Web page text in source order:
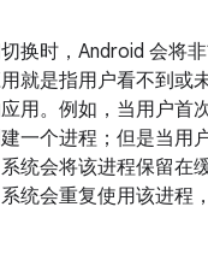
换时，Android 会将
就是指用户看不到或
应用。例如，当用户首
一个进程；但是当用
系统会将该进程保留在
统会重复使用该进程